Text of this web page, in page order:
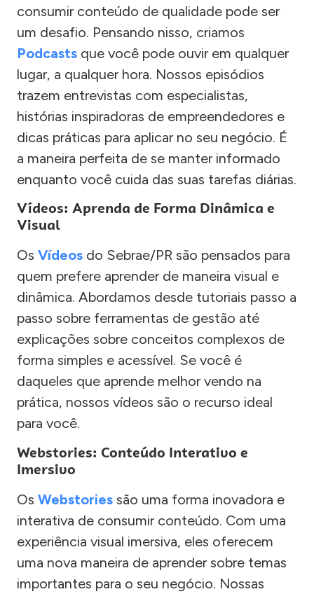
consumir conteúdo de qualidade pode ser
um desafio. Pensando nisso, criamos
Podcasts que você pode ouvir em qualquer
lugar, a qualquer hora. Nossos episódios
trazem entrevistas com especialistas,
histórias inspiradoras de empreendedores e
dicas práticas para aplicar no seu negócio. É
a maneira perfeita de se manter informado
enquanto você cuida das suas tarefas diárias.
Vídeos: Aprenda de Forma Dinâmica e
Visual
Os Vídeos do Sebrae/PR são pensados para
quem prefere aprender de maneira visual e
dinâmica. Abordamos desde tutoriais passo a
passo sobre ferramentas de gestão até
explicações sobre conceitos complexos de
forma simples e acessível. Se você é
daqueles que aprende melhor vendo na
prática, nossos vídeos são o recurso ideal
para você.
Webstories: Conteúdo Interativo e
Imersivo
Os Webstories são uma forma inovadora e
interativa de consumir conteúdo. Com uma
experiência visual imersiva, eles oferecem
uma nova maneira de aprender sobre temas
importantes para o seu negócio. Nossas